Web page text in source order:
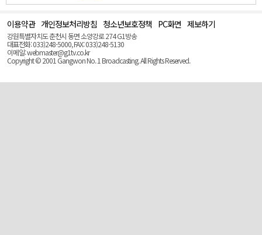
이용약관 개인정보처리방침 청소년보호정책 PC화면 제보하기
강원특별자치도 춘천시 동면 소양강로 274 G1방송
대표전화: 033)248-5000, FAX: 033)248-5130
이메일: webmaster@g1tv.co.kr
Copyright © 2001 Gangwon No. 1 Broadcasting. All Rights Reserved.